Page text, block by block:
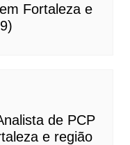
Fortaleza e
de PCP
e região